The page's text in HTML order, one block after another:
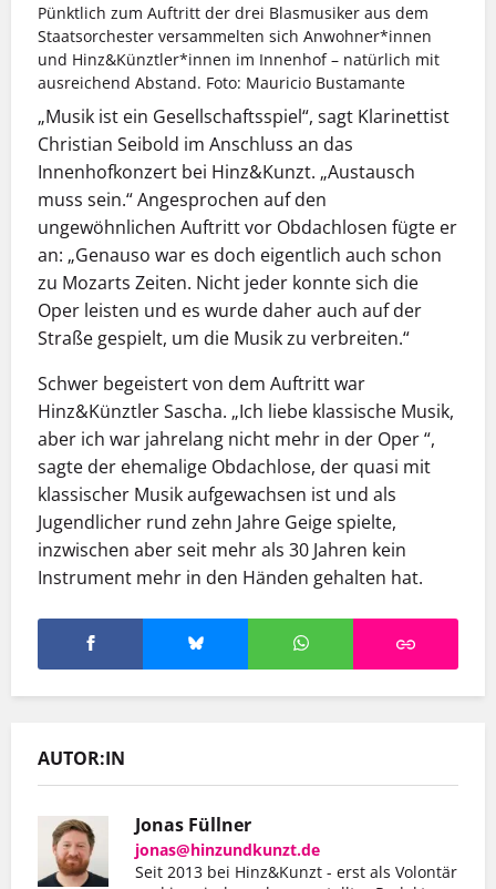
Pünktlich zum Auftritt der drei Blasmusiker aus dem
Staatsorchester versammelten sich Anwohner*innen
und Hinz&Künztler*innen im Innenhof – natürlich mit
ausreichend Abstand. Foto: Mauricio Bustamante
„Musik ist ein Gesellschaftsspiel“, sagt Klarinettist
Christian Seibold im Anschluss an das
Innenhofkonzert bei Hinz&Kunzt. „Austausch
muss sein.“ Angesprochen auf den
ungewöhnlichen Auftritt vor Obdachlosen fügte er
an: „Genauso war es doch eigentlich auch schon
zu Mozarts Zeiten. Nicht jeder konnte sich die
Oper leisten und es wurde daher auch auf der
Straße gespielt, um die Musik zu verbreiten.“
Schwer begeistert von dem Auftritt war
Hinz&Künztler Sascha. „Ich liebe klassische Musik,
aber ich war jahrelang nicht mehr in der Oper “,
sagte der ehemalige Obdachlose, der quasi mit
klassischer Musik aufgewachsen ist und als
Jugendlicher rund zehn Jahre Geige spielte,
inzwischen aber seit mehr als 30 Jahren kein
Instrument mehr in den Händen gehalten hat.
AUTOR:IN
Jonas Füllner
jonas@hinzundkunzt.de
Seit 2013 bei Hinz&Kunzt - erst als Volontär